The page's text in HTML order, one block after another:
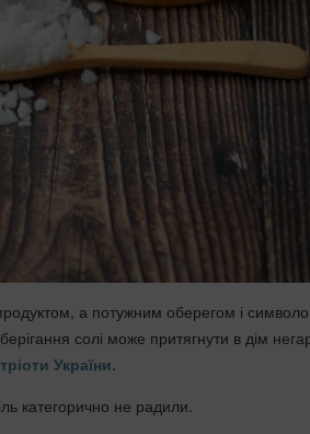
а потужним оберегом і
солі може притягнути в дім
України
категорично не радили.